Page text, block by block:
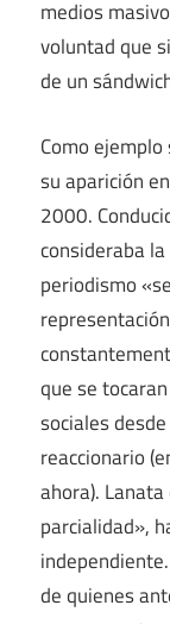
medios
voluntad que
de un
Como
su aparición
2000.
consideraba
periodismo
que se
sociales
reaccionario
ahora).
parcialidad»,
de quienes